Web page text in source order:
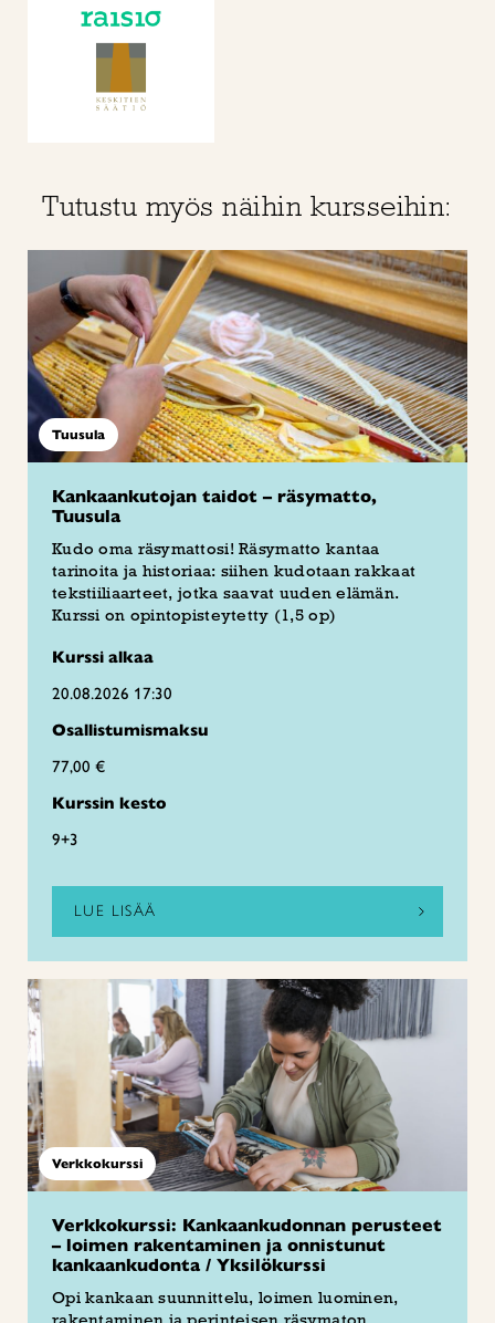
Tutustu myös näihin kursseihin:
Tuusula
Kankaankutojan taidot – räsymatto,
Tuusula
Kudo oma räsymattosi! Räsymatto kantaa
tarinoita ja historiaa: siihen kudotaan rakkaat
tekstiiliaarteet, jotka saavat uuden elämän.
Kurssi on opintopisteytetty (1,5 op)
Kurssi alkaa
20.08.2026 17:30
Osallistumismaksu
77,00 €
Kurssin kesto
9+3
LUE LISÄÄ
Verkkokurssi
Verkkokurssi: Kankaankudonnan perusteet
– loimen rakentaminen ja onnistunut
kankaankudonta / Yksilökurssi
Opi kankaan suunnittelu, loimen luominen,